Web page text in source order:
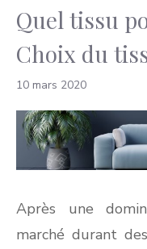
Quel tissu
Choix du
10 mars 2020
Après une
marché durant